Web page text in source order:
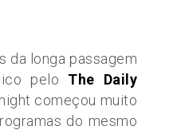
da longa passagem
pelo The Daily
começou muito
do mesmo